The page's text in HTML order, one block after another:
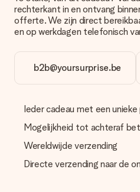
Cadeau ontvangen
Wat als het cadeau toch niet
We vinden het erg vervelend als
klantenservice, zij helpen je
passende oplossing.
ontvangt deze bij de
deze ook altijd terugvinden in
gerust het cadeau gelijk bij de
het echt een verrassing!
rechterkant in en ontvang
offerte. We zijn direct
en op werkdagen telefonisch
b2b@yoursurprise.be
Ieder cadeau met een
Mogelijkheid tot achteraf
Wereldwijde verzending
Directe verzending naar de